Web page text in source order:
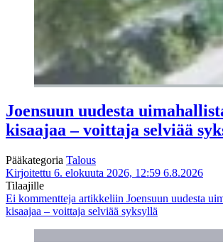
Joensuun uudesta
kisaajaa – voittaja selviää
Pääkategoria Talous
Kirjoitettu 6. elokuuta 2026, 12:59 6.8.2026
Tilaajille
Ei kommentteja artikkeliin Joensuun uudesta
kisaajaa – voittaja selviää syksyllä